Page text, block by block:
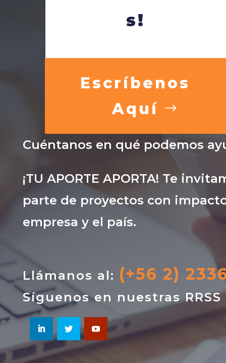
s!
Escríbenos
Aquí
Cuéntanos en qué podemos
¡TU APORTE APORTA! Te
parte de proyectos con
empresa y el país.
Llámanos al: (+56 2)
Síguenos en nuestras RRSS